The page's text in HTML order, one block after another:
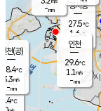
의도
℃
경서동
27.5℃
1.6 m/s
-mm
-mm
인천(공)
28.4℃
3.3m/s
-mm
인천
29.6℃
1.1 m/s
-mm